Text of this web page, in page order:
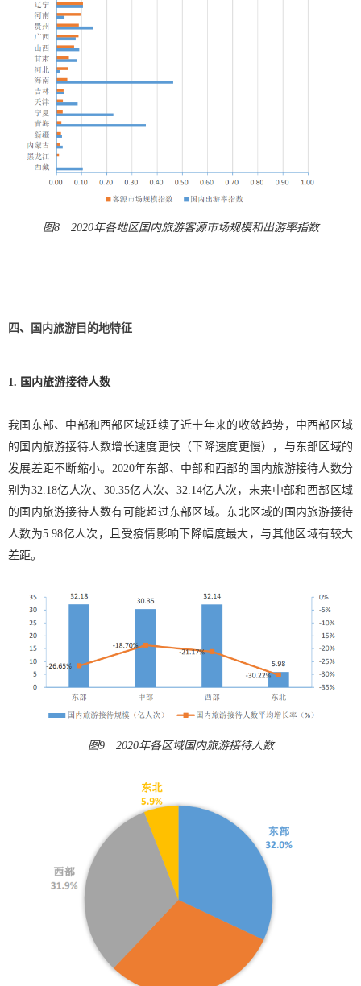
图8 2020年各地区国内旅游客源市场规模和出游率指数
四、国内旅游目的地特征
1. 国内旅游接待人数
我国东部、中部和西部区域延续了近十年来的收敛趋势，中西部区域
的国内旅游接待人数增长速度更快（下降速度更慢），与东部区域的
发展差距不断缩小。2020年东部、中部和西部的国内旅游接待人数分
别为32.18亿人次、30.35亿人次、32.14亿人次，未来中部和西部区域
的国内旅游接待人数有可能超过东部区域。东北区域的国内旅游接待
人数为5.98亿人次，且受疫情影响下降幅度最大，与其他区域有较大
差距。
图9 2020年各区域国内旅游接待人数